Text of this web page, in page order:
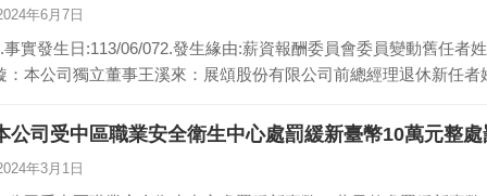
年6月7日
事實發生日:113/06/072.發生緣由:薪資報酬委員會委員變動舊任者
：本公司獨立董事王溪來：展頌股份有限公司前總經理退休新任
公司受中區職業安全衛生中心處罰緩新臺幣10萬元整
年3月1日